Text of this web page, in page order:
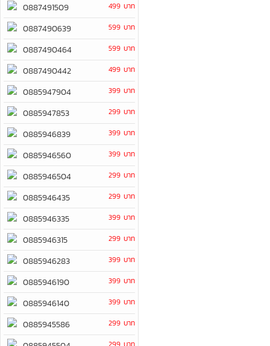
0887491509 499 บาท
0887490639 599 บาท
0887490464 599 บาท
0887490442 499 บาท
0885947904 399 บาท
0885947853 299 บาท
0885946839 399 บาท
0885946560 399 บาท
0885946504 299 บาท
0885946435 299 บาท
0885946335 399 บาท
0885946315 299 บาท
0885946283 399 บาท
0885946190 399 บาท
0885946140 399 บาท
0885945586 299 บาท